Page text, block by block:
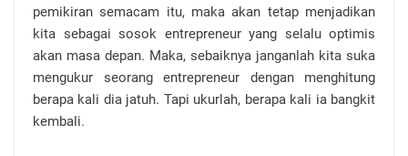
pemikiran semacam itu, maka akan tetap menjadikan
kita sebagai sosok entrepreneur yang selalu optimis
akan masa depan. Maka, sebaiknya janganlah kita suka
mengukur seorang entrepreneur dengan menghitung
berapa kali dia jatuh. Tapi ukurlah, berapa kali ia bangkit
kembali.